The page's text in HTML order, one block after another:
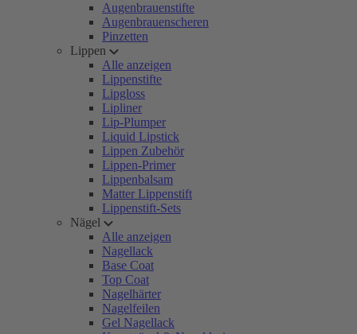
Augenbrauenstifte
Augenbrauenscheren
Pinzetten
Lippen
Alle anzeigen
Lippenstifte
Lipgloss
Lipliner
Lip-Plumper
Liquid Lipstick
Lippen Zubehör
Lippen-Primer
Lippenbalsam
Matter Lippenstift
Lippenstift-Sets
Nägel
Alle anzeigen
Nagellack
Base Coat
Top Coat
Nagelhärter
Nagelfeilen
Gel Nagellack